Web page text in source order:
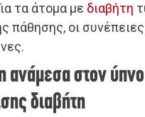
τα άτομα με διαβήτη
πάθησης, οι συνέπειες
ανάμεσα στον
διαβήτη